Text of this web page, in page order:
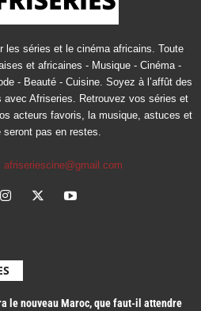
les séries et le cinéma africains. Toute
et africaines - Musique - Cinéma -
- Beauté - Cuisine. Soyez à l’affût des
avec Afriseries. Retrouvez vos séries et
acteurs favoris, la musique, astuces et
seront pas en restes.
afriseriescine@gmail.com
le nouveau Maroc, que faut-il attendre